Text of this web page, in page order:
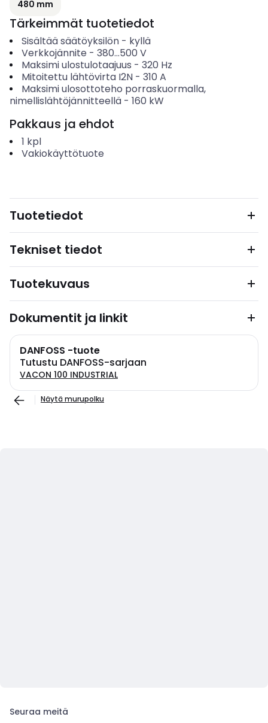
480 mm
Tärkeimmät tuotetiedot
Sisältää säätöyksilön- kyllä
Verkkojännite - 380...500 V
Maksimi ulostulotaajuus - 320 Hz
Mitoitettu lähtövirta I2N- 310 A
Maksimi ulosottoteho porraskuormalla,
nimellislähtöjännitteellä - 160 kW
Pakkaus ja ehdot
1 kpl
Vakiokäyttötuote
Tuotetiedot
Tekniset tiedot
Tuotekuvaus
Dokumentit ja linkit
DANFOSS -tuote
Tutustu DANFOSS-sarjaan
VACON 100 INDUSTRIAL
Näytä murupolku
Seuraa meitä